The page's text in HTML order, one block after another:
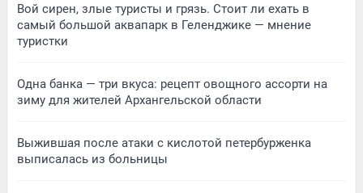
Вой сирен, злые туристы и грязь. Стоит ли ехать в
самый большой аквапарк в Геленджике — мнение
туристки
Одна банка — три вкуса: рецепт овощного ассорти на
зиму для жителей Архангельской области
Выжившая после атаки с кислотой петербурженка
выписалась из больницы